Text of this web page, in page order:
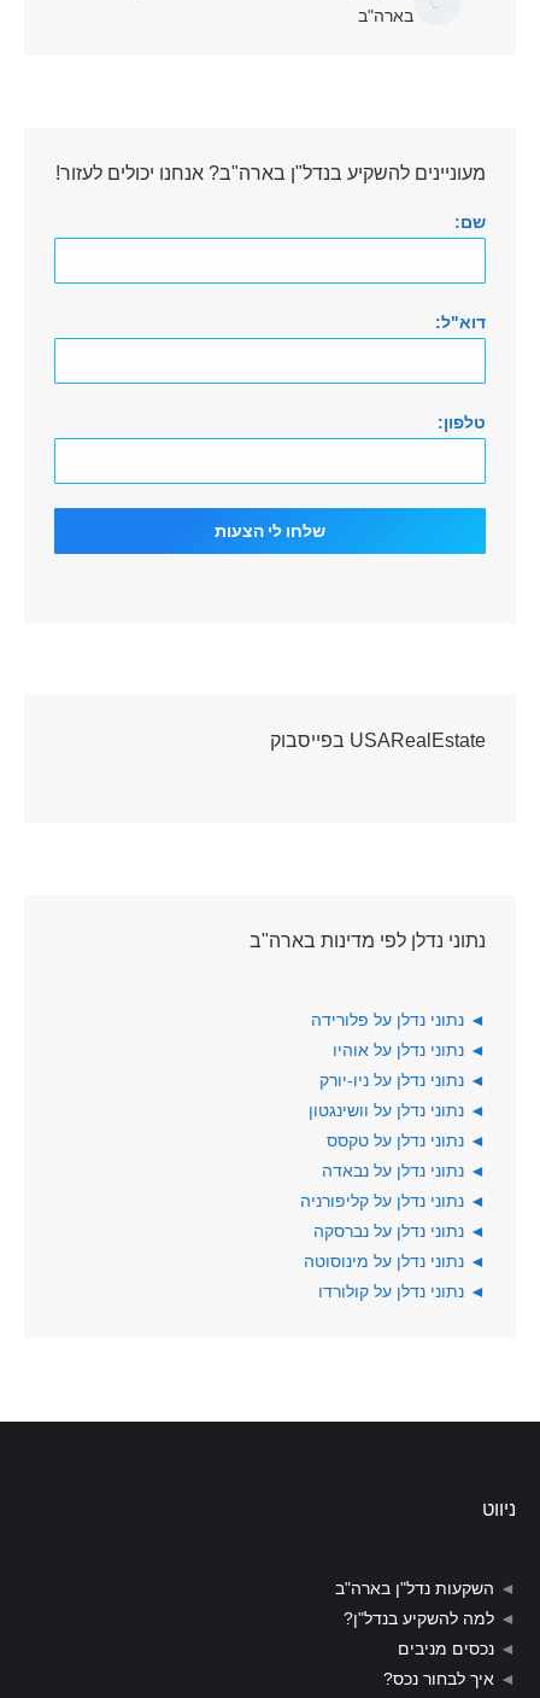
בארה"ב
מעוניינים להשקיע בנדל"ן בארה"ב? אנחנו יכולים לעזור!
שם:
דוא"ל:
טלפון:
USARealEstate בפייסבוק
נתוני נדלן לפי מדינות בארה"ב
◄ נתוני נדלן על פלורידה
◄ נתוני נדלן על אוהיו
◄ נתוני נדלן על ניו-יורק
◄ נתוני נדלן על וושינגטון
◄ נתוני נדלן על טקסס
◄ נתוני נדלן על נבאדה
◄ נתוני נדלן על קליפורניה
◄ נתוני נדלן על נברסקה
◄ נתוני נדלן על מינוסוטה
◄ נתוני נדלן על קולורדו
ניווט
◄ השקעות נדל"ן בארה"ב
◄ למה להשקיע בנדל"ן?
◄ נכסים מניבים
◄ איך לבחור נכס?